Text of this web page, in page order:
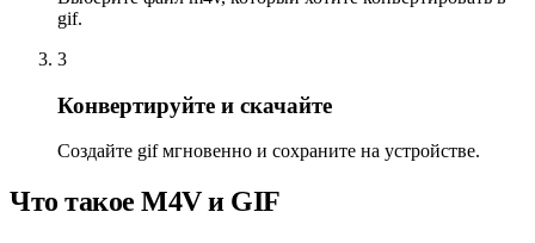
gif.
3
Конвертируйте и скачайте
Создайте gif мгновенно и сохраните на устройстве.
Что такое M4V и GIF